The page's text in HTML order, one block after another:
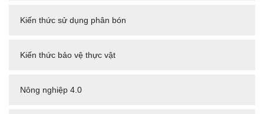
Kiến thức sử dụng phân bón
Kiến thức bảo vệ thực vật
Nông nghiệp 4.0